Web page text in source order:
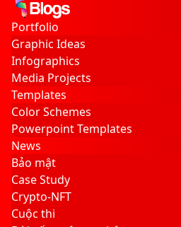
Play
skin
Portfolio
Graphic Ideas
Infographics
Media Projects
Templates
Color Schemes
Powerpoint Templates
News
Bảo mật
Case Study
Crypto-NFT
Cuộc thi